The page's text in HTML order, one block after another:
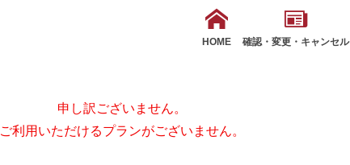
HOME 確認・変更・キャンセル
申し訳ございません。
ご利用いただけるプランがございません。